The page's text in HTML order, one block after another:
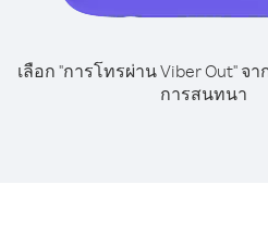
เลือก "การโทรผ่าน Viber Out" จ
การสนทนา